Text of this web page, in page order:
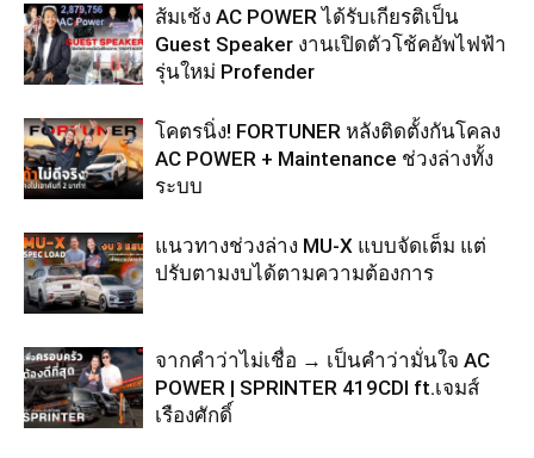
ส้มเช้ง AC POWER ได้รับเกียรติเป็น
Guest Speaker งานเปิดตัวโช้คอัพไฟฟ้า
รุ่นใหม่ Profender
โคตรนิ่ง! FORTUNER หลังติดตั้งกันโคลง
AC POWER + Maintenance ช่วงล่างทั้ง
ระบบ
แนวทางช่วงล่าง MU-X แบบจัดเต็ม แต่
ปรับตามงบได้ตามความต้องการ
จากคำว่าไม่เชื่อ → เป็นคำว่ามั่นใจ AC
POWER | SPRINTER 419CDI ft.เจมส์
เรืองศักดิ์